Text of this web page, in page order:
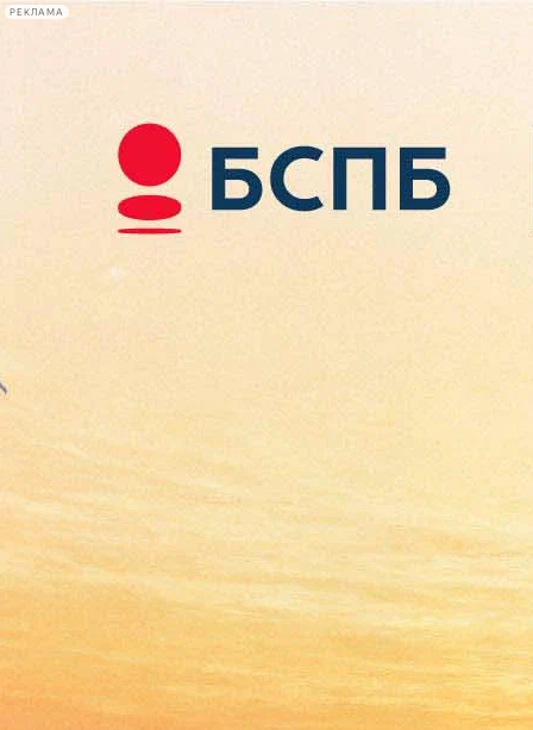
РЕКЛАМА
Сегодня:
2026.08.07
21:24
Афиша Plus